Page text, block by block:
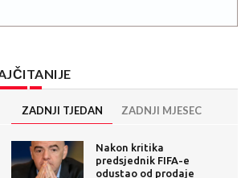
ZADNJI TJEDAN ZADNJI MJESEC
Nakon kritika
predsjednik FIFA-e
odustao od prodaje